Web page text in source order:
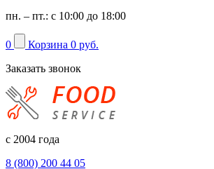
пн. – пт.: с 10:00 до 18:00
0 Корзина 0 руб.
Заказать звонок
с 2004 года
8 (800) 200 44 05